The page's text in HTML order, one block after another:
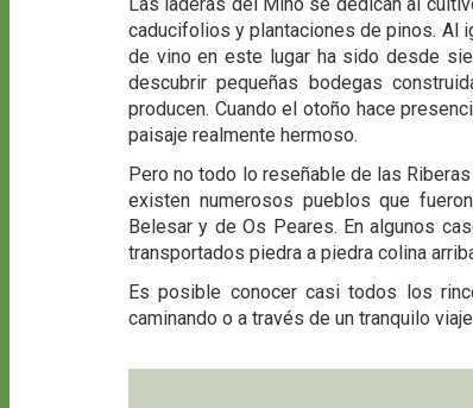
caducifolios y plantaciones de pinos. Al
de vino en este lugar ha sido desde
descubrir pequeñas bodegas
producen. Cuando el otoño hace
paisaje realmente hermoso.
Pero no todo lo reseñable de las
existen numerosos pueblos que
Belesar y de Os Peares. En algunos
transportados piedra a piedra colina
Es posible conocer casi todos los
caminando o a través de un tranquilo